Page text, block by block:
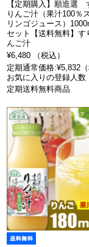
【定期購入】順造選
りんご汁（果汁100％
リンゴジュース）
セット【送料無料】す
んご汁
¥6,480 （税込）
定期通常価格:¥5,832（
お気に入りの登録人数
定期送料無料商品